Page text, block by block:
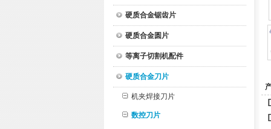
硬质合金锯齿片
硬质合金圆片
等离子切割机配件
硬质合金刀片
机夹焊接刀片
数控刀片